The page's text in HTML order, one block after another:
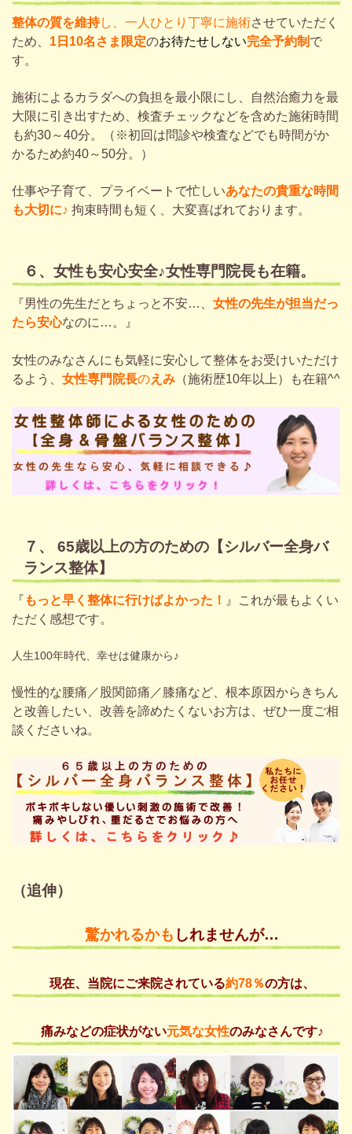
整体の質を維持し、一人ひとり丁寧に施術させていただく
ため、 1日10名さま限定のお待たせしない完全予約制 で
す。
施術によるカラダへの負担を最小限にし、自然治癒力を最
大限に引き出すため、検査チェックなどを含めた施術時間
も約30～40分。（※初回 は問診や検査などでも時間がか
かるため約40～50分。）
仕事や子育て、プライベートで忙しいあなたの貴重な時間
も大切に♪ 拘束時間も短く、大変喜ばれております。
６、女性も安心安全♪女性専門院長も在籍。
『男性の先生だとちょっと不安…、 女性の先生が担当だっ
たら安心なのに…。』
女性のみなさんにも気軽に安心して整体をお受けいただけ
るよう、 女性専門院長のえみ （施術歴10年以上）も在籍^^
７、 65歳以上の方のための 【シルバー全身バ
ランス整体】
『 もっと早く整体に行けばよかった！ 』これが最もよくい
ただく感想です。
人生100年時代、幸せは健康から♪
慢性的な腰痛／股関節痛／膝痛など、根本原因から きちん
と改善したい、改善を諦めたくないお方は、ぜひ一度ご相
談くださいね。
（追伸）
驚かれるかも しれませんが…
現在、当院にご来院されている約78％の方は、
痛みなどの症状がない元気な女性のみなさんです♪